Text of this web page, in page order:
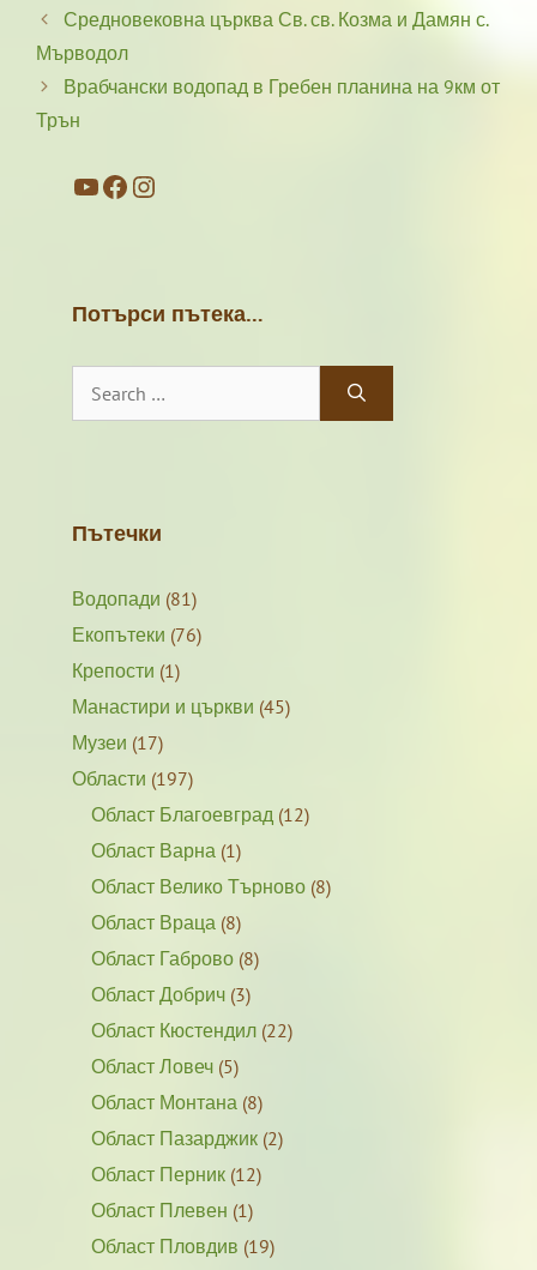
Средновековна църква Св. св. Козма и Дамян с.
Мърводол
Врабчански водопад в Гребен планина на 9км от
Трън
YouTube
Facebook
Instagram
Потърси пътека…
for:
Пътечки
Водопади (81)
Екопътеки (76)
Крепости (1)
Манастири и църкви (45)
Музеи (17)
Области (197)
Област Благоевград (12)
Област Варна (1)
Област Велико Търново (8)
Област Враца (8)
Област Габрово (8)
Област Добрич (3)
Област Кюстендил (22)
Област Ловеч (5)
Област Монтана (8)
Област Пазарджик (2)
Област Перник (12)
Област Плевен (1)
Област Пловдив (19)